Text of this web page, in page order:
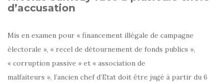
d’accusation
Mis en examen pour « financement illégale de campagne
électorale », « recel de détournement de fonds publics »,
« corruption passive » et « association de
malfaiteurs », l’ancien chef d’Etat doit être jugé à partir du 6